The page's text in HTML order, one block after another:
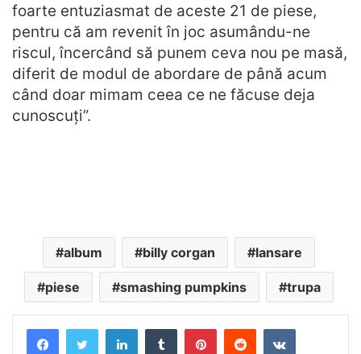
foarte entuziasmat de aceste 21 de piese,
pentru că am revenit în joc asumându-ne
riscul, încercând să punem ceva nou pe masă,
diferit de modul de abordare de până acum
când doar mimam ceea ce ne făcuse deja
cunoscuți”.
album billy corgan lansare
piese smashing pumpkins trupa
LinkedInTumblrPinterestRedditVKontakte